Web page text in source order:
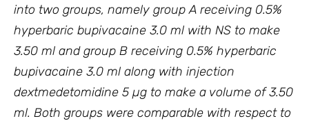
into two groups, namely group A receiving 0.5%
hyperbaric bupivacaine 3.0 ml with NS to make
3.50 ml and group B receiving 0.5% hyperbaric
bupivacaine 3.0 ml along with injection
dextmedetomidine 5 µg to make a volume of 3.50
ml. Both groups were comparable with respect to